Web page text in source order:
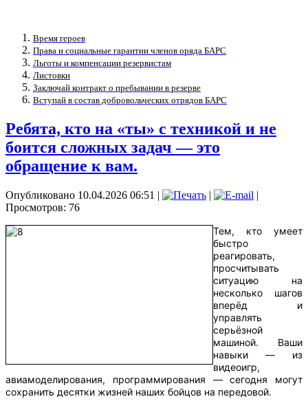
Время героев
Права и социальные гарантии членов оряда БАРС
Льготы и компенсации резервистам
Листовки
Заключай контракт о пребывании в резерве
Вступай в состав добровольческих отрядов БАРС
Ребята, кто на «ты» с техникой и не
боится сложных задач — это
обращение к вам.
Опубликовано 10.04.2026 06:51 | |
|
Просмотров: 76
Тем, кто умеет
быстро
реагировать,
просчитывать
ситуацию на
несколько шагов
вперёд и
управлять
серьёзной
машиной. Ваши
навыки — из
видеоигр,
авиамоделирования, программирования — сегодня могут
сохранить десятки жизней наших бойцов на передовой.